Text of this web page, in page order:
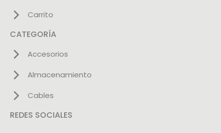
Carrito
CATEGORÍA
Accesorios
Almacenamiento
Cables
REDES SOCIALES